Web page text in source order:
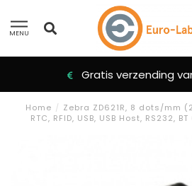
MENU
Gratis verzending
Home / Zebra ZD621R, 8 dots/mm
RTC, RFID, USB, USB Host, RS232,